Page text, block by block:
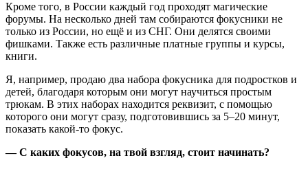
Кроме того, в России каждый год проходят магические
форумы. На несколько дней там собираются фокусники не
только из России, но ещё и из СНГ. Они делятся своими
фишками. Также есть различные платные группы и курсы,
книги.
Я, например, продаю два набора фокусника для подростков и
детей, благодаря которым они могут научиться простым
трюкам. В этих наборах находится реквизит, с помощью
которого они могут сразу, подготовившись за 5–20 минут,
показать какой‑то фокус.
— С каких фокусов, на твой взгляд, стоит начинать?